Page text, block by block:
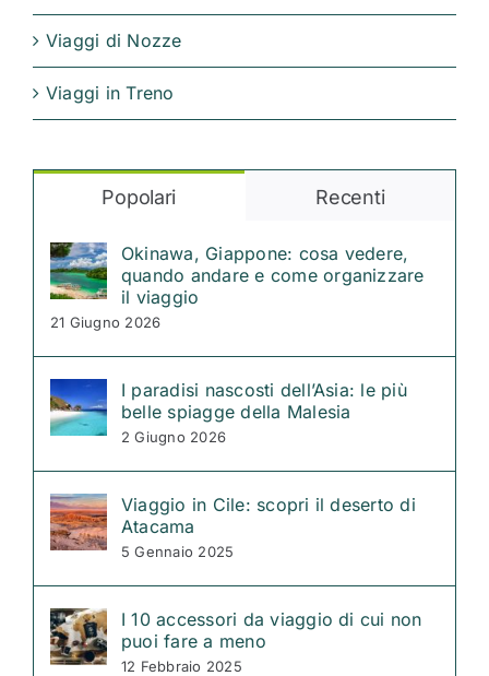
Viaggi di Nozze
Viaggi in Treno
Popolari Recenti
Okinawa, Giappone: cosa vedere,
quando andare e come organizzare
il viaggio
21 Giugno 2026
I paradisi nascosti dell’Asia: le più
belle spiagge della Malesia
2 Giugno 2026
Viaggio in Cile: scopri il deserto di
Atacama
5 Gennaio 2025
I 10 accessori da viaggio di cui non
puoi fare a meno
12 Febbraio 2025